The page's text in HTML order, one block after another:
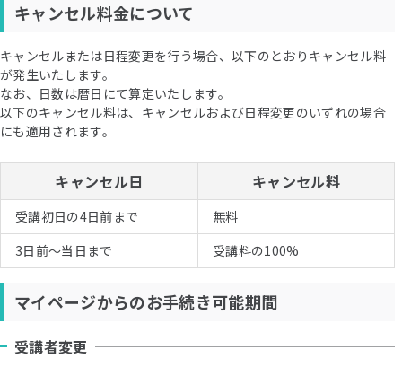
キャンセル料金について
キャンセルまたは日程変更を行う場合、以下のとおりキャンセル料
が発生いたします。
なお、日数は暦日にて算定いたします。
以下のキャンセル料は、キャンセルおよび日程変更のいずれの場合
にも適用されます。
キャンセル日 キャンセル料
受講初日の4日前まで
無料
3日前〜当日まで
受講料の100%
マイページからのお手続き可能期間
受講者変更